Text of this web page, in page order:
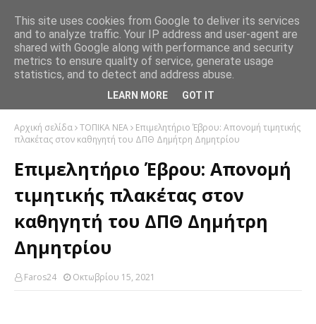
Αρχική σελίδα ΤΟΠΙΚΑ ΝΕΑ
Επιμελητήριο Έβρου: Απονομή τιμητικής
πλακέτας στον καθηγητή του ΔΠΘ Δημήτρη Δημητρίου
Επιμελητήριο Έβρου: Απονομή
τιμητικής πλακέτας στον
καθηγητή του ΔΠΘ Δημήτρη
Δημητρίου
Faros24 Οκτωβρίου 15, 2021
This site uses cookies from Google to deliver its services
and to analyze traffic. Your IP address and user-agent are
shared with Google along with performance and security
metrics to ensure quality of service, generate usage
statistics, and to detect and address abuse.
LEARN MORE GOT IT